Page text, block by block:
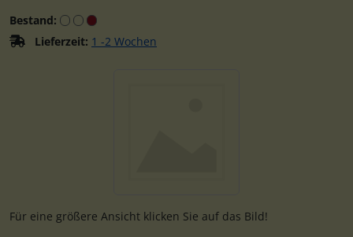
Bestand:
Lieferzeit: 1 -2 Wochen
Für eine größere Ansicht klicken Sie auf das Bild!